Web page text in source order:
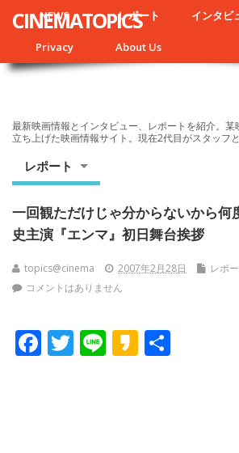
NEWS レポート インタビ
Privacy About Us
CINEMATOPICS
最新映画情報とインタビュー、レポートを紹介。
立ち上げた映画情報サイト。現在2代目がスタッフ
レポート
一回観ただけじゃ分からないから何
史主演『エンマ』初日舞台挨拶
topics@cinema 2007年2月28日
レポ
コメントはありません
F T Li K